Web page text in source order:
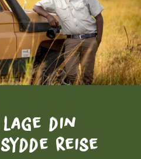
lage din
reise